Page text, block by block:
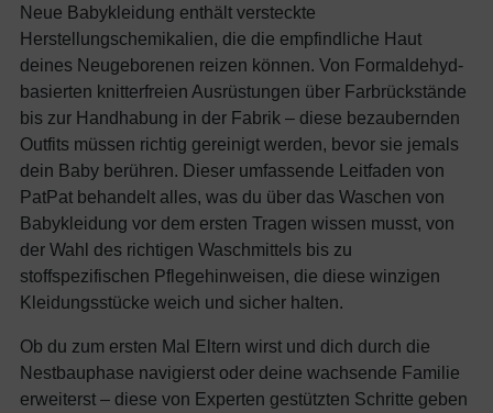
Neue Babykleidung enthält versteckte
Herstellungschemikalien, die die empfindliche Haut
deines Neugeborenen reizen können. Von Formaldehyd-
basierten knitterfreien Ausrüstungen über Farbrückstände
bis zur Handhabung in der Fabrik – diese bezaubernden
Outfits müssen richtig gereinigt werden, bevor sie jemals
dein Baby berühren. Dieser umfassende Leitfaden von
PatPat behandelt alles, was du über das Waschen von
Babykleidung vor dem ersten Tragen wissen musst, von
der Wahl des richtigen Waschmittels bis zu
stoffspezifischen Pflegehinweisen, die diese winzigen
Kleidungsstücke weich und sicher halten.
Ob du zum ersten Mal Eltern wirst und dich durch die
Nestbauphase navigierst oder deine wachsende Familie
erweiterst – diese von Experten gestützten Schritte geben